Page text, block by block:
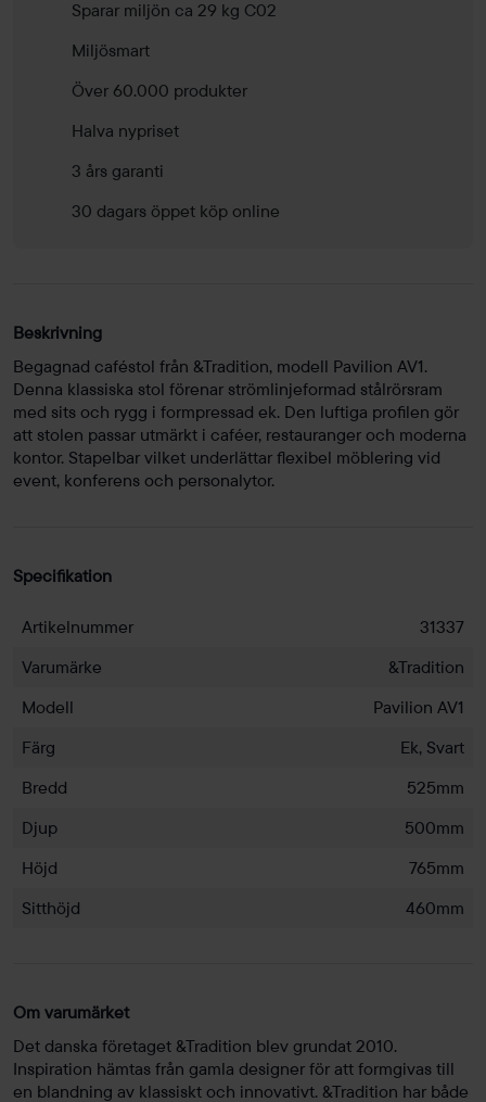
Sparar miljön ca 29 kg C02
Miljösmart
Över 60.000 produkter
Halva nypriset
3 års garanti
30 dagars öppet köp online
Beskrivning
Begagnad caféstol från &Tradition, modell Pavilion AV1.
Denna klassiska stol förenar strömlinjeformad stålrörsram
med sits och rygg i formpressad ek. Den luftiga profilen gör
att stolen passar utmärkt i caféer, restauranger och moderna
kontor. Stapelbar vilket underlättar flexibel möblering vid
event, konferens och personalytor.
Specifikation
Artikelnummer
31337
Varumärke
&Tradition
Modell
Pavilion AV1
Färg
Ek, Svart
Bredd
525mm
Djup
500mm
Höjd
765mm
Sitthöjd
460mm
Om varumärket
Det danska företaget &Tradition blev grundat 2010.
Inspiration hämtas från gamla designer för att formgivas till
en blandning av klassiskt och innovativt. &Tradition har både